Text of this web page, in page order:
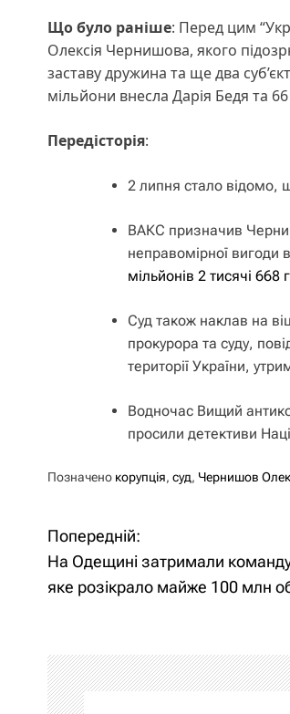
Що було раніше: Перед цим
Олексія Чернишова, якого
заставу дружина та ще два
мільйони внесла Дарія Бедя та
Передісторія:
2 липня стало відомо,
ВАКС призначив
неправомірної вигоди
мільйонів 2 тисячі 668
Суд також наклав на
прокурора та суду,
території України,
Водночас Вищий
просили детективи
Позначено корупція, суд, Чернишов
Н
а
і
г
Попередній:
На Одещині затримали
яке розікрало майже 100 млн